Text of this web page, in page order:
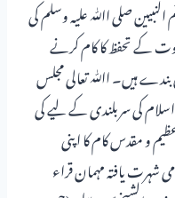
صلی اﷲ علیہ وسلم کی
کے تحفظ کا کام کرنے
ہیں۔ اﷲ تعالی مجلس
کی سربلندی کے لیے کی
و مقدس کام کا اپنی
شہرت یافتہ مہمان قراء